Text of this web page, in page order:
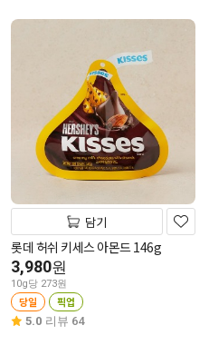
담기
롯데 허쉬 키세스 아몬드 146g
3,980원
10g당 273원
당일 픽업
5.0 리뷰 64